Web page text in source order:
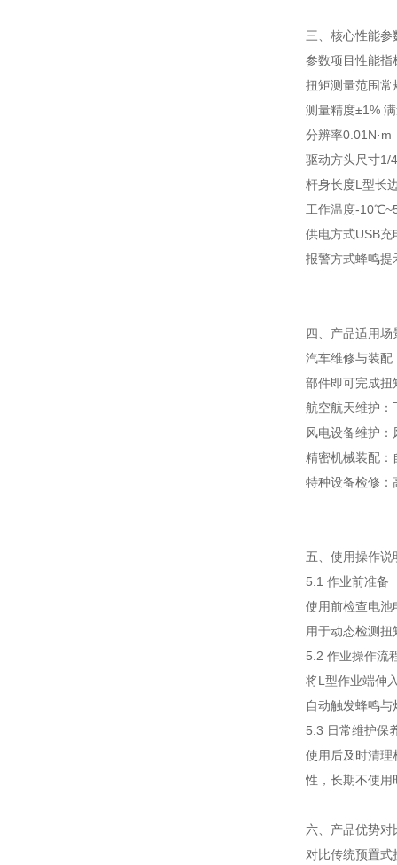
三、核心性能参
参数项目性能指
扭矩测量范围常
测量精度±1%
分辨率0.01N·m
驱动方头尺寸1/
杆身长度L型长
工作温度-
供电方式USB充
报警方式蜂鸣提
四、产品适用场
汽车维修与装配
部件即可完成扭
航空航天维护：
风电设备维护
精密机械装配：
特种设备检修：
五、使用操作说
5.1 作业前准备
使用前检查电池
用于动态检测
5.2 作业操作流
将L型作业端伸
自动触发蜂鸣
5.3 日常维护保
使用后及时清理
性，长期不使用
六、产品优势对
对比传统预置式